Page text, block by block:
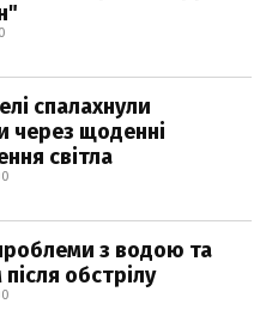
спалахнули
через щоденні
світла
з водою та
обстрілу